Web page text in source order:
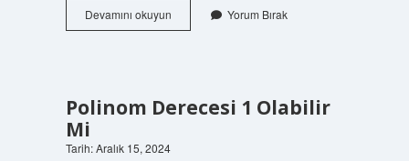
Devamını okuyunBanaz
Ne
Yorum Bırak
Polinom Derecesi 1 Olabilir
Mi
Tarih: Aralık 15, 2024